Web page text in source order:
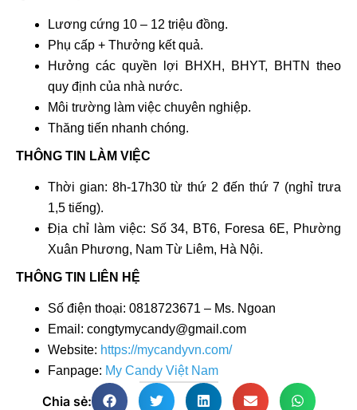
Lương cứng 10 – 12 triệu đồng.
Phụ cấp + Thưởng kết quả.
Hưởng các quyền lợi BHXH, BHYT, BHTN theo
quy định của nhà nước.
Môi trường làm việc chuyên nghiệp.
Thăng tiến nhanh chóng.
THÔNG TIN LÀM VIỆC
Thời gian: 8h-17h30 từ thứ 2 đến thứ 7 (nghỉ trưa
1,5 tiếng).
Địa chỉ làm việc: Số 34, BT6, Foresa 6E, Phường
Xuân Phương, Nam Từ Liêm, Hà Nội.
THÔNG TIN LIÊN HỆ
Số điện thoại: 0818723671 – Ms. Ngoan
Email: congtymycandy@gmail.com
Website: https://mycandyvn.com/
Fanpage: My Candy Việt Nam
Chia sẻ: